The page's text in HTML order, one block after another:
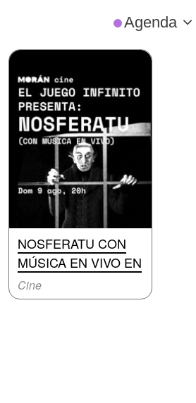
Agenda
NOSFERATU CON
MÚSICA EN VIVO EN
Cine